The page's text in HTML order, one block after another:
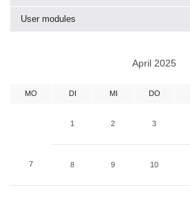
User modules
April 2025
MO DI MI DO
1 2 3
7 8 9 10